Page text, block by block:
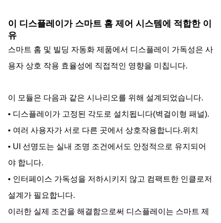
이 디스플레이가 스마트 홈 제어 시스템에 적합한 이
유
스마트 홈 및 빌딩 자동화 제품에서 디스플레이 가독성은 사
용자 상호 작용 효율성에 직접적인 영향을 미칩니다.
이 모듈은 다음과 같은 시나리오를 위해 설계되었습니다.
• 디스플레이가 고정된 각도로 설치됩니다(벽걸이형 패널).
• 여러 사용자가 서로 다른 곳에서 상호작용합니다.위치
• UI 선명도는 실내 조명 조건에서도 안정적으로 유지되어
야 합니다.
• 인터페이스 가독성을 저하시키지 않고 컴팩트한 인클로저
설계가 필요합니다.
이러한 실제 조건을 해결함으로써 디스플레이는 스마트 제